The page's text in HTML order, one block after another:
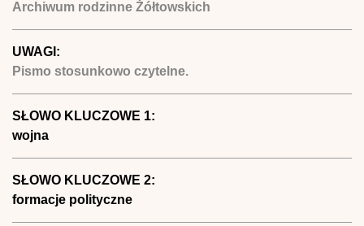
Archiwum rodzinne Żółtowskich
UWAGI:
Pismo stosunkowo czytelne.
SŁOWO KLUCZOWE 1:
wojna
SŁOWO KLUCZOWE 2:
formacje polityczne